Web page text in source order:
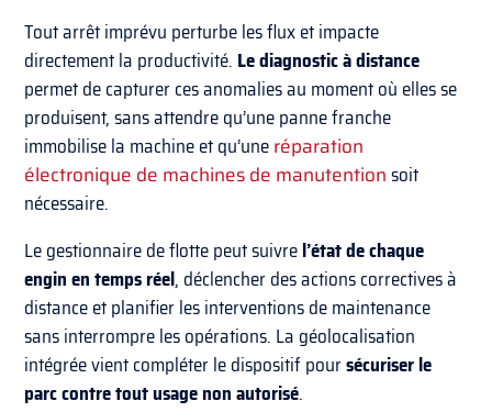
Tout arrêt imprévu perturbe les flux et impacte
directement la productivité. Le diagnostic à distance
permet de capturer ces anomalies au moment où elles se
produisent, sans attendre qu’une panne franche
immobilise la machine et qu’uneréparation
électronique de machines de manutentionsoit
nécessaire.
Le gestionnaire de flotte peut suivrel’état de chaque
engin en temps réel, déclencher des actions correctives à
distance et planifier les interventions de maintenance
sans interrompre les opérations. La géolocalisation
intégrée vient compléter le dispositif poursécuriser le
parc contre tout usage non autorisé.